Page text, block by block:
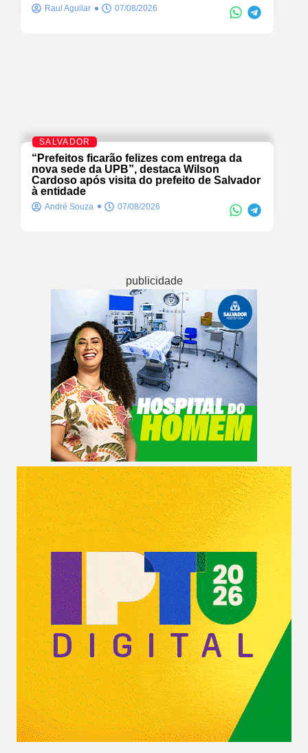
Raul Aguilar 07/08/2026
SALVADOR
“Prefeitos ficarão felizes com entrega da
nova sede da UPB”, destaca Wilson
Cardoso após visita do prefeito de Salvador
à entidade
André Souza 07/08/2026
publicidade